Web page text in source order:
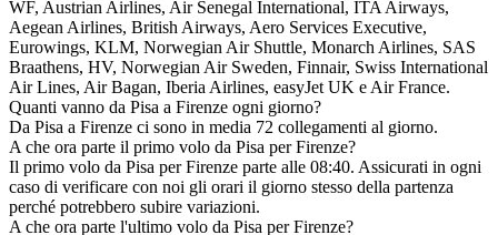
WF, Austrian Airlines, Air Senegal International, ITA Airways,
Aegean Airlines, British Airways, Aero Services Executive,
Eurowings, KLM, Norwegian Air Shuttle, Monarch Airlines, SAS
Braathens, HV, Norwegian Air Sweden, Finnair, Swiss International
Air Lines, Air Bagan, Iberia Airlines, easyJet UK e Air France.
Quanti vanno da Pisa a Firenze ogni giorno?
Da Pisa a Firenze ci sono in media 72 collegamenti al giorno.
A che ora parte il primo volo da Pisa per Firenze?
Il primo volo da Pisa per Firenze parte alle 08:40. Assicurati in ogni
caso di verificare con noi gli orari il giorno stesso della partenza
perché potrebbero subire variazioni.
A che ora parte l'ultimo volo da Pisa per Firenze?